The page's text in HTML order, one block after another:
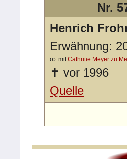
Nr.
Henrich
Erwähnung:
oo mitCathrine Meyer zu
✝ vor 1996
Quelle